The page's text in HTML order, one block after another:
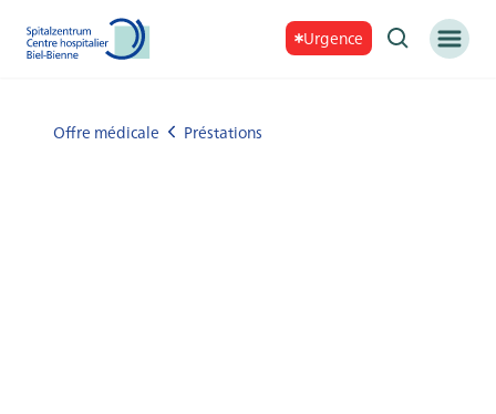
Urgence
Offre médicale Préstations